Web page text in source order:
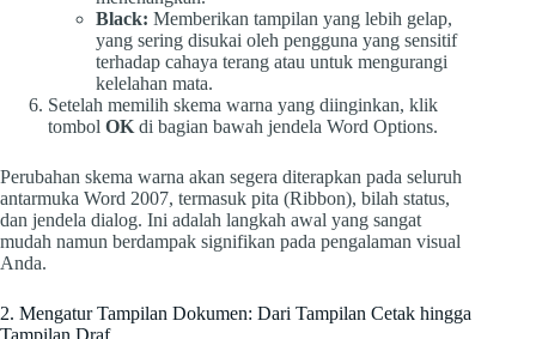
Black: Memberikan tampilan yang lebih gelap,
yang sering disukai oleh pengguna yang sensitif
terhadap cahaya terang atau untuk mengurangi
kelelahan mata.
Setelah memilih skema warna yang diinginkan, klik
tombol OK di bagian bawah jendela Word Options.
Perubahan skema warna akan segera diterapkan pada seluruh
antarmuka Word 2007, termasuk pita (Ribbon), bilah status,
dan jendela dialog. Ini adalah langkah awal yang sangat
mudah namun berdampak signifikan pada pengalaman visual
Anda.
2. Mengatur Tampilan Dokumen: Dari Tampilan Cetak hingga
Tampilan Draf